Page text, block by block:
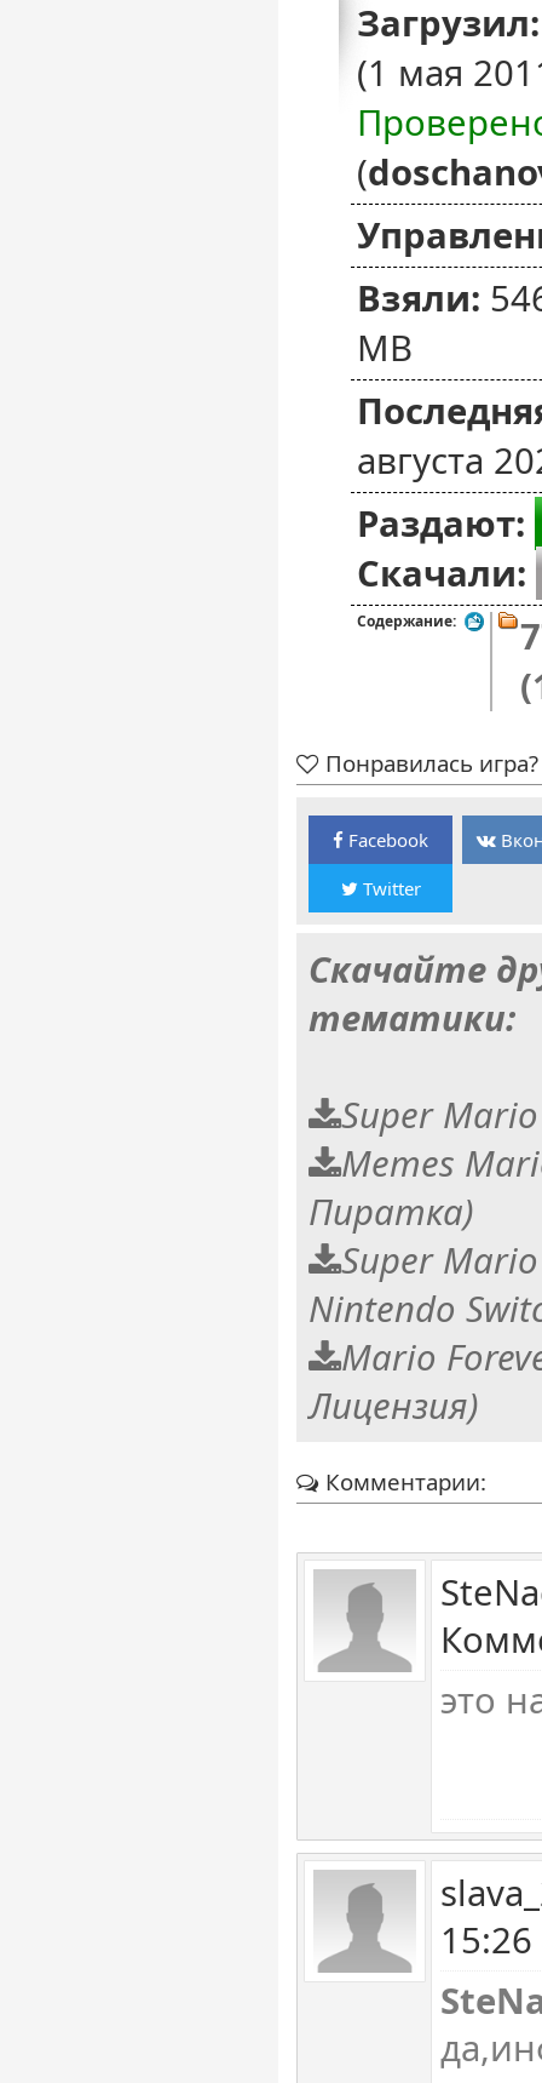
Загрузил:
(1 мая
(
Взяли:
MB
августа
Раздают:
Скачали:
Содержание:
Понравилась
Facebook
Twitter
Скачайте
тематики:
Super
Memes
Пиратка)
Super
Nintendo
Mario
Лицензия)
Комментарии:
это